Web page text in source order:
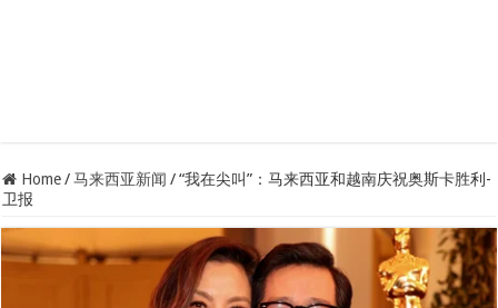
Home / 马来西亚新闻 / “我在尖叫”：马来西亚和越南庆祝奥斯卡胜利-
卫报